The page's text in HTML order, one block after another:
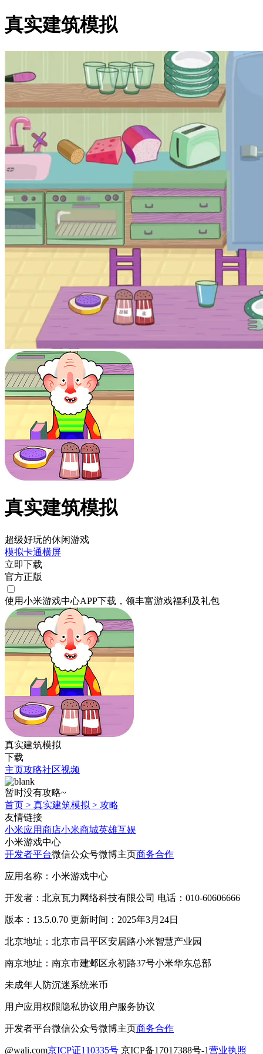
真实建筑模拟
真实建筑模拟
超级好玩的休闲游戏
模拟卡通横屏
立即下载
官方正版
使用小米游戏中心APP下载 ，领丰富游戏福利 及礼包
真实建筑模拟
下载
主页攻略社区视频
暂时没有攻略~
首页 > 真实建筑模拟 > 攻略
友情链接
小米应用商店小米商城英雄互娱
小米游戏中心
开发者平台微信公众号微博主页商务合作
应用名称：小米游戏中心
开发者：北京瓦力网络科技有限公司 电话：010-60606666
版本：13.5.0.70 更新时间：2025年3月24日
北京地址：北京市昌平区安居路小米智慧产业园
南京地址：南京市建邺区永初路37号小米华东总部
未成年人防沉迷系统米币
用户应用权限隐私协议用户服务协议
开发者平台微信公众号微博主页商务合作
@wali.com京ICP证110335号 京ICP备17017388号-1营业执照